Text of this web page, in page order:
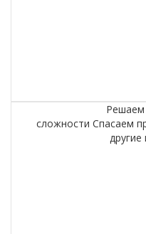
Решаем
сложности Спасаем
другие